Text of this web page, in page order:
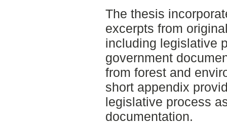
The thesis
excerpts from
including legislative
government
from forest and
short appendix
legislative process
documentation.